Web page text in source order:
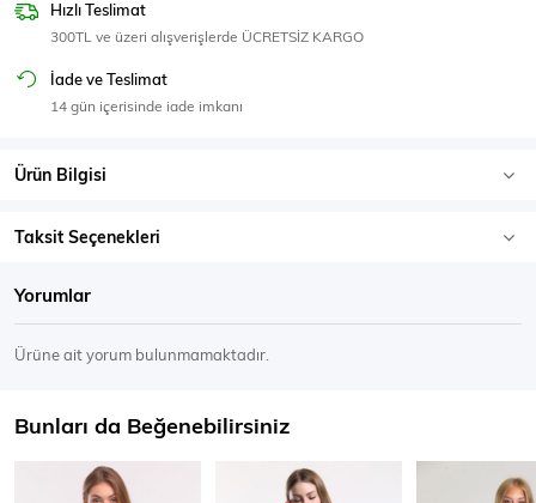
Eşofman Üstü
Hızlı Teslimat
300TL ve üzeri alışverişlerde ÜCRETSİZ KARGO
İade ve Teslimat
14 gün içerisinde iade imkanı
Ürün Bilgisi
Taksit Seçenekleri
Yorumlar
Ürüne ait yorum bulunmamaktadır.
Bunları da Beğenebilirsiniz